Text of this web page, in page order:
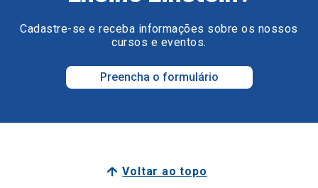
Cadastre-se e receba informações sobre os nossos
cursos e eventos.
Preencha o formulário
Voltar ao topo